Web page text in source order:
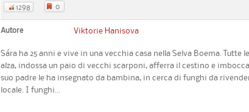
1298
0
Autore Viktorie Hanisova
Sára ha 25 anni e vive in una vecchia casa nella Selva Boema. Tutte
alza, indossa un paio di vecchi scarponi, afferra il cestino e
suo padre le ha insegnato da bambina, in cerca di funghi da
locale. I funghi...